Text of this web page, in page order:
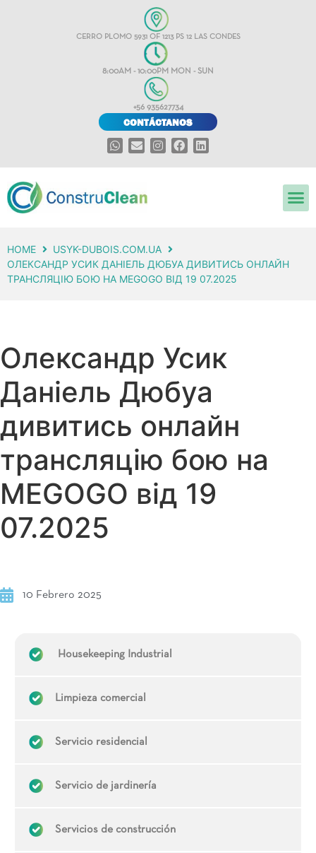
CERRO PLOMO 5931 OF 1213 PS 12 LAS CONDES
8:00AM - 10:00PM MON - SUN
+56 935627734
CONTÁCTANOS
HOME
USYK-DUBOIS.COM.UA
ОЛЕКСАНДР УСИК ДАНІЕЛЬ ДЮБУА ДИВИТИСЬ ОНЛАЙН
ТРАНСЛЯЦІЮ БОЮ НА MEGOGO ВІД 19 07.2025
Олександр Усик
Даніель Дюбуа
дивитись онлайн
трансляцію бою на
MEGOGO від 19
07.2025
10 Febrero 2025
Housekeeping Industrial
Limpieza comercial
Servicio residencial
Servicio de jardinería
Servicios de construcción